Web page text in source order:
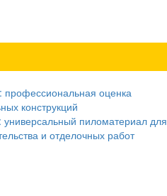
профессиональная оценка
конструкций
универсальный пиломатериал для
и отделочных работ